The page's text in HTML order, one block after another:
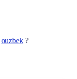
ouzbek ?